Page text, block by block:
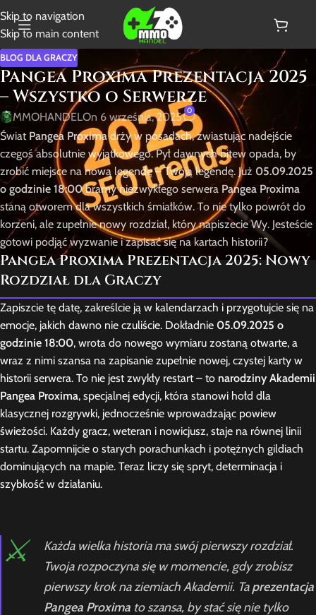
Skip to navigation
Skip to main content
BLOG DLA GRACZY
Pangea Proxima Prezentacja 2025
– Wszystko o Serwerze
MMOHANDELOn 6 września, 2025 0
Świat Pangea Proximadrży w posadach, zwiastując nadejście
czegoś absolutnie wyjątkowego. Pył dawnych bitew opada, by
zrobić miejsce na nową legendę – Twoją legendę. Już 05.09.2025
o godzinie 18:00bramy niezwykłego serwera Pangea Proxima
staną otworem dla wszystkich śmiałków. To nie tylko powrót do
korzeni, ale zupełnie nowy rozdział, który napiszecie Wy. Jesteście
gotowi podjąć wyzwanie i zapisać się na kartach historii?
Pangea Proxima Prezentacja 2025: Nowy
Rozdział dla Graczy
Zapiszcie tę datę, zakreślcie ją w kalendarzach i przygotujcie się na
emocje, jakich dawno nie czuliście. Dokładnie 05.09.2025 o
godzinie 18:00, wrota do nowego wymiaru zostaną otwarte, a
wraz z nimi szansa na zapisanie zupełnie nowej, czystej karty w
historii serwera. To nie jest zwykły restart – to narodziny Akademii
Pangea Proxima, specjalnej edycji, która stanowi hołd dla
klasycznej rozgrywki, jednocześnie wprowadzając powiew
świeżości. Każdy gracz, weteran i nowicjusz, staje na równej linii
startu. Zapomnijcie o starych porachunkach i potężnych gildiach
dominujących na mapie. Teraz liczy się spryt, determinacja i
szybkość w działaniu.
⚔️
Każda wielka historia ma swój pierwszy rozdział.
Twoja rozpoczyna się w momencie, gdy zrobisz
pierwszy krok na ziemiach Akademii. Taprezentacja
Pangea Proxima to szansa, by stać się nie tylko